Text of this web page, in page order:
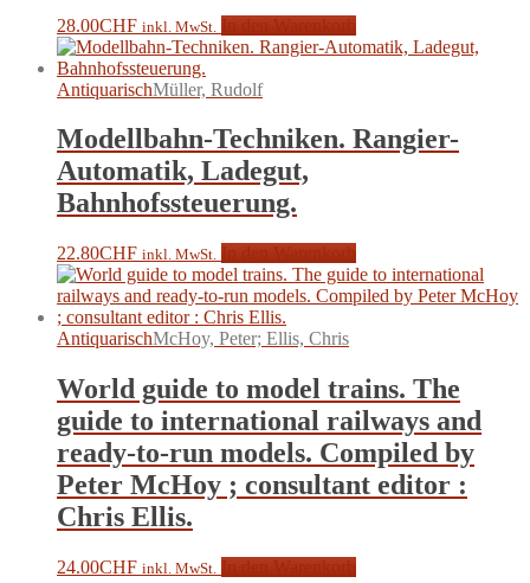
28.00CHF inkl. MwSt.
AntiquarischMüller, Rudolf
Modellbahn-Techniken. Rangier-
Automatik, Ladegut,
Bahnhofssteuerung.
22.80CHF inkl. MwSt.
AntiquarischMcHoy, Peter; Ellis, Chris
World guide to model trains. The
guide to international railways and
ready-to-run models. Compiled by
Peter McHoy ; consultant editor :
Chris Ellis.
24.00CHF inkl. MwSt.